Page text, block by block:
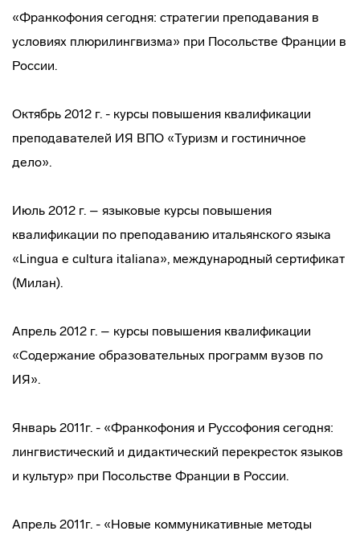
«Франкофония сегодня: стратегии преподавания в
условиях плюрилингвизма» при Посольстве Франции в
России.
Октябрь 2012 г. - курсы повышения квалификации
преподавателей ИЯ ВПО «Туризм и гостиничное
дело».
Июль 2012 г. – языковые курсы повышения
квалификации по преподаванию итальянского языка
«Lingua e cultura italiana», международный сертификат
(Милан).
Апрель 2012 г. – курсы повышения квалификации
«Содержание образовательных программ вузов по
ИЯ».
Январь 2011г. - «Франкофония и Руссофония сегодня:
лингвистический и дидактический перекресток языков
и культур» при Посольстве Франции в России.
Апрель 2011г. - «Новые коммуникативные методы